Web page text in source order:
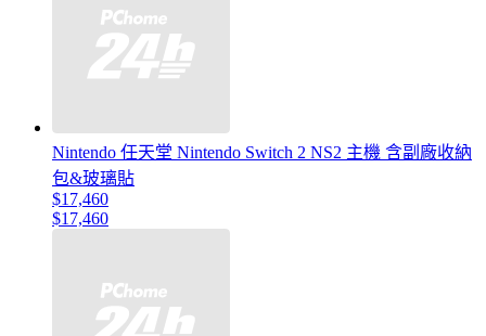
Nintendo 任天堂 Nintendo Switch 2 NS2 主機 含副廠收納
包&玻璃貼
$17,460
$17,460